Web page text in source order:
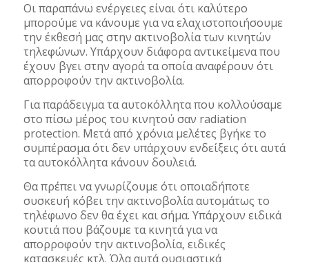
Οι παραπάνω ενέργειες είναι ότι καλύτερο
μπορούμε να κάνουμε για να ελαχιστοποιήσουμε
την έκθεσή μας στην ακτινοβολία των κινητών
τηλεφώνων. Υπάρχουν διάφορα αντικείμενα που
έχουν βγει στην αγορά τα οποία αναφέρουν ότι
απορροφούν την ακτινοβολία.
Για παράδειγμα τα αυτοκόλλητα που κολλούσαμε
στο πίσω μέρος του κινητού σαν radiation
protection. Μετά από χρόνια μελέτες βγήκε το
συμπέρασμα ότι δεν υπάρχουν ενδείξεις ότι αυτά
τα αυτοκόλλητα κάνουν δουλειά.
Θα πρέπει να γνωρίζουμε ότι οποιαδήποτε
συσκευή κόβει την ακτινοβολία αυτομάτως το
τηλέφωνο δεν θα έχει και σήμα. Υπάρχουν ειδικά
κουτιά που βάζουμε τα κινητά για να
απορροφούν την ακτινοβολία, ειδικές
κατασκευές κτλ. Όλα αυτά ουσιαστικά